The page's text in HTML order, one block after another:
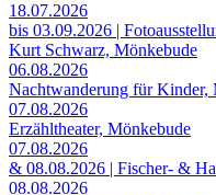
18.07.2026
bis 03.09.2026 |
Kurt Schwarz, Mönkebude
06.08.2026
Nachtwanderung für Kinder,
07.08.2026
Erzähltheater, Mönkebude
07.08.2026
& 08.08.2026 | Fischer- &
08.08.2026